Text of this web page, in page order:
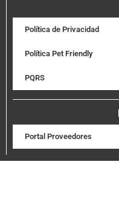
Política de Privacidad
Política Pet Friendly
PQRS
Portal Proveedores